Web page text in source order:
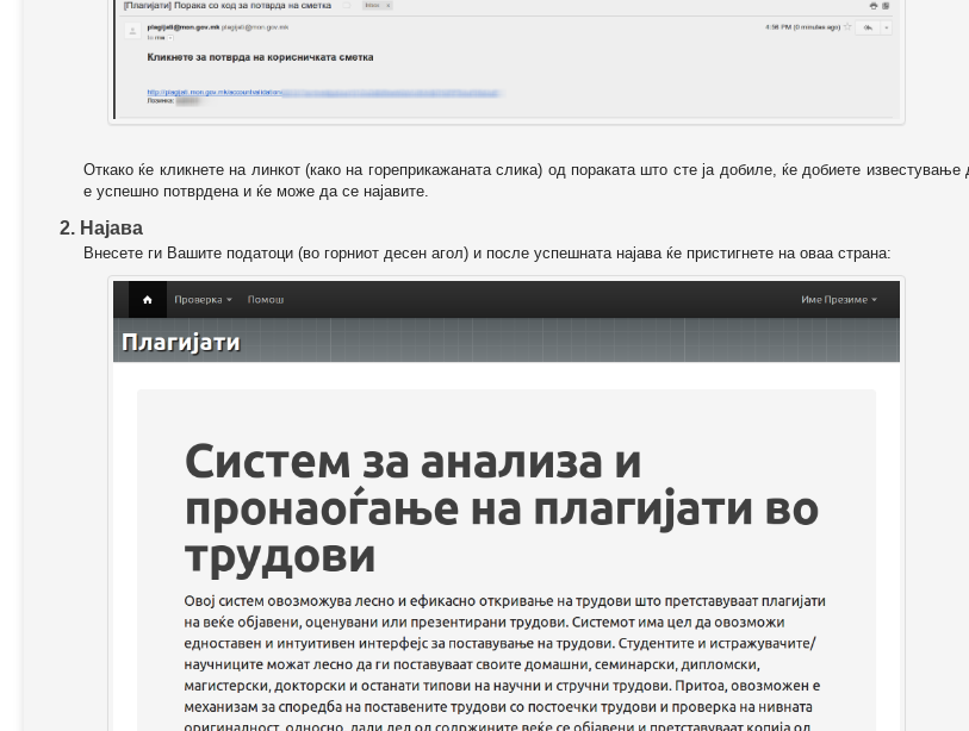
Откако ќе кликнете на линкот (како на гореприкажаната слика) од пораката што сте ја добиле, ќе добиете известување
е успешно потврдена и ќе може да се најавите.
2. Најава
Внесете ги Вашите податоци (во горниот десен агол) и после успешната најава ќе пристигнете на оваа страна: